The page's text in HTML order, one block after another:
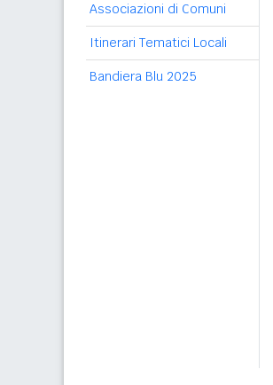
Associazioni di Comuni
Itinerari Tematici Locali
Bandiera Blu 2025